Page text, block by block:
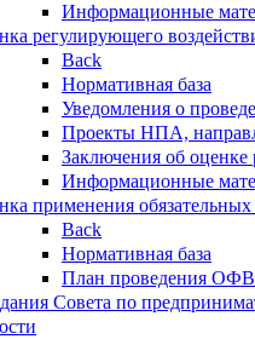
Информационные
регулирующего
Back
Нормативная база
Уведомления о
Проекты НПА,
Заключения об
Информационные
применения
Back
Нормативная база
План проведения
Совета по